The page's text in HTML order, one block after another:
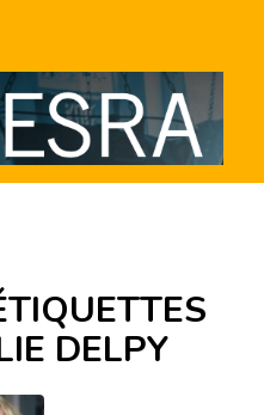
DELPY